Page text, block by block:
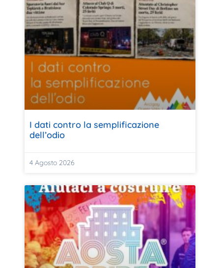
I dati contro la semplificazione
dell’odio
4 Agosto 2026